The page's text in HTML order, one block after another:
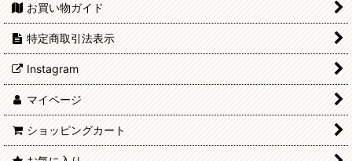
お買い物ガイド
特定商取引法表示
Instagram
マイページ
ショッピングカート